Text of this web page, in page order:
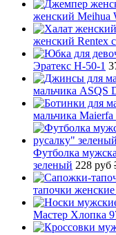
женский Meihua
женский Rentex
Эратекс H-50-1
мальчика ASQS
мальчика Maierfa
Футболка
зеленый 228 руб
тапочки
Мастер Хлопка